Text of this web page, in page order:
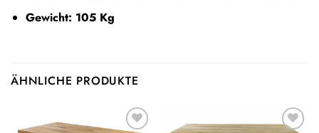
Gewicht: 105 Kg
ÄHNLICHE PRODUKTE